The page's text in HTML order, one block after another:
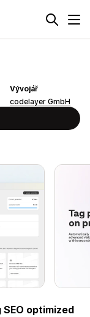
Vývojář
codelayer GmbH
optimized